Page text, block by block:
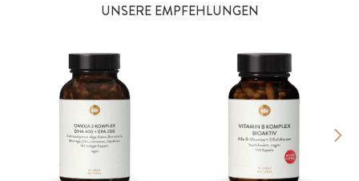
UNSERE EMPFEHLUNGEN